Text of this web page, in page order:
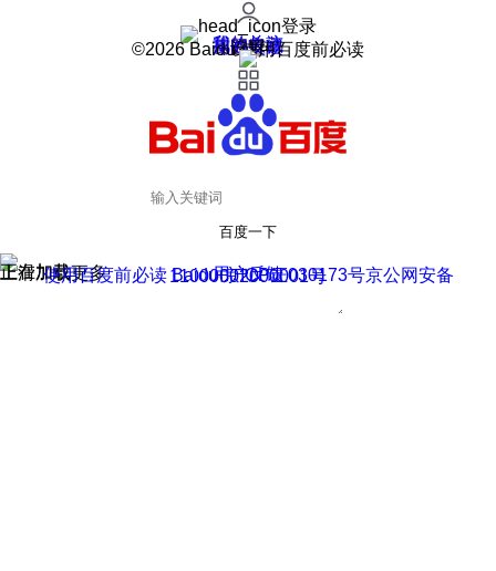
登录
我的关注
我的收藏
皮肤中心
用户反馈
设置
©2026 Baidu 使用百度前必读
百度一下
正在加载
上滑加载更多 用户反馈
使用百度前必读 Baidu 京ICP证030173号
京公网安备11000002000001号